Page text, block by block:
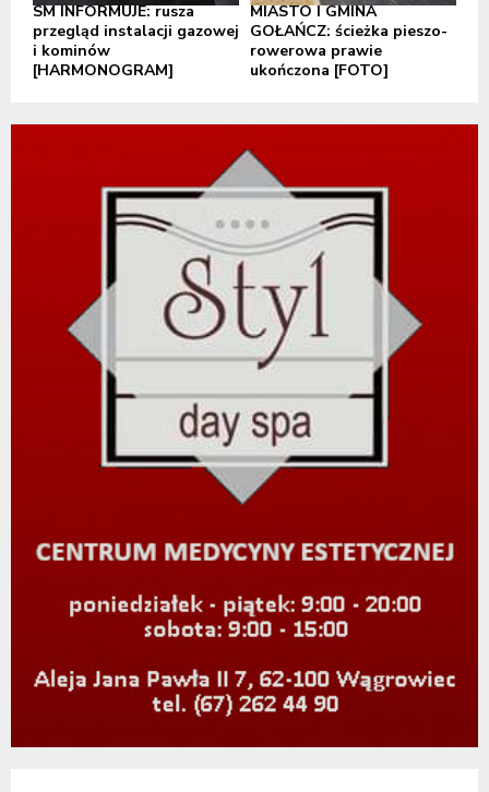
SM INFORMUJE: rusza
przegląd instalacji gazowej
i kominów
[HARMONOGRAM]
MIASTO I GMINA
GOŁAŃCZ: ścieżka pieszo-
rowerowa prawie
ukończona [FOTO]